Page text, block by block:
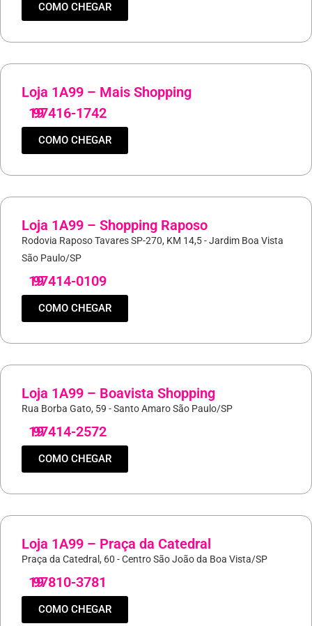
COMO CHEGAR
Loja 1A99 – Mais Shopping
19
97416-1742
COMO CHEGAR
Loja 1A99 – Shopping Raposo
Rodovia Raposo Tavares SP-270, KM 14,5 - Jardim Boa Vista
São Paulo/SP
19
97414-0109
COMO CHEGAR
Loja 1A99 – Boavista Shopping
Rua Borba Gato, 59 - Santo Amaro São Paulo/SP
19
97414-2572
COMO CHEGAR
Loja 1A99 – Praça da Catedral
Praça da Catedral, 60 - Centro São João da Boa Vista/SP
19
97810-3781
COMO CHEGAR